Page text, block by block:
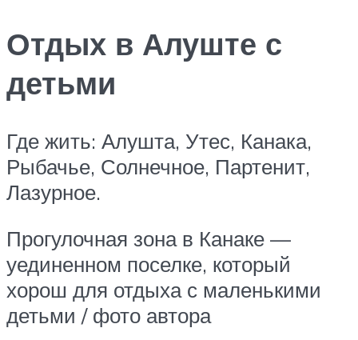
Отдых в Алуште с
детьми
Где жить: Алушта, Утес, Канака,
Рыбачье, Солнечное, Партенит,
Лазурное.
Прогулочная зона в Канаке —
уединенном поселке, который
хорош для отдыха с маленькими
детьми / фото автора